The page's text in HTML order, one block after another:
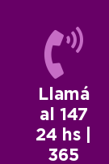
Llamá
al 147
24 hs |
365